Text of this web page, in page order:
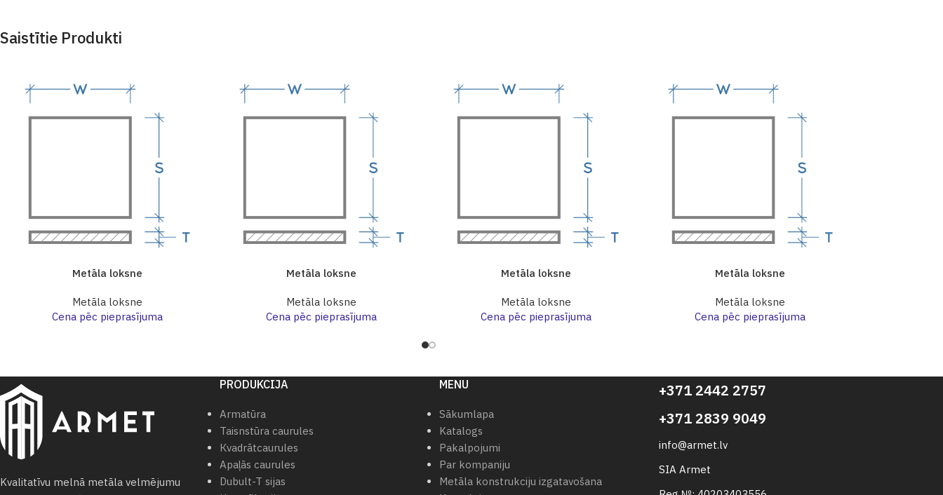
Saistītie Produkti
Metāla loksne
Metāla loksne
Cena pēc pieprasījuma
Metāla loksne
Metāla loksne
Cena pēc pieprasījuma
Metāla loksne
Metāla loksne
Cena pēc pieprasījuma
Metāla loksne
Metāla loksne
Cena pēc pieprasījuma
Kvalitatīvu melnā metāla velmējumu
PRODUKCIJA
Armatūra
Taisnstūra caurules
Кvadrātcaurules
Apaļās caurules
Dubult-T sijas
MENU
Sākumlapa
Katalogs
Pakalpojumi
Par kompaniju
Metāla konstrukciju izgatavošana
+371 2442 2757
+371 2839 9049
info@armet.lv
SIA Armet